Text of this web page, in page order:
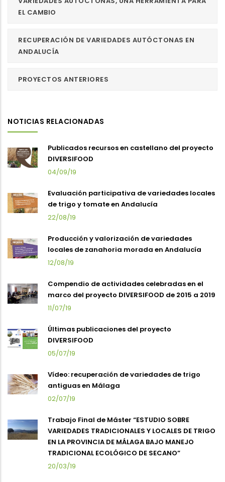
EL CAMBIO
RECUPERACIÓN DE VARIEDADES AUTÓCTONAS EN
ANDALUCÍA
PROYECTOS ANTERIORES
NOTICIAS RELACIONADAS
Publicados recursos en castellano del proyecto
DIVERSIFOOD
04/09/19
Evaluación participativa de variedades locales
de trigo y tomate en Andalucía
22/08/19
Producción y valorización de variedades
locales de zanahoria morada en Andalucía
12/08/19
Compendio de actividades celebradas en el
marco del proyecto DIVERSIFOOD de 2015 a 2019
11/07/19
Últimas publicaciones del proyecto
DIVERSIFOOD
05/07/19
Vídeo: recuperación de variedades de trigo
antiguas en Málaga
02/07/19
Trabajo Final de Máster “ESTUDIO SOBRE
VARIEDADES TRADICIONALES Y LOCALES DE TRIGO
EN LA PROVINCIA DE MÁLAGA BAJO MANEJO
TRADICIONAL ECOLÓGICO DE SECANO”
20/03/19